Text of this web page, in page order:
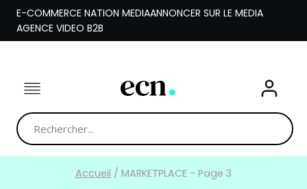
Aller
contenu
E-COMMERCE NATION MEDIAANNONCER SUR LE MEDIA
AGENCE VIDEO B2B
Accueil / MARKETPLACE - Page 3